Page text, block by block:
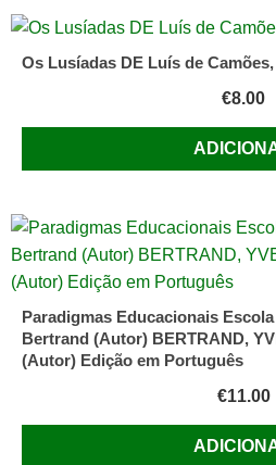
Os Lusíadas DE Luís de
€8.00
Paradigmas Educacionais
Bertrand (Autor) BERTRAND,
(Autor) Edição em Português
€11.00